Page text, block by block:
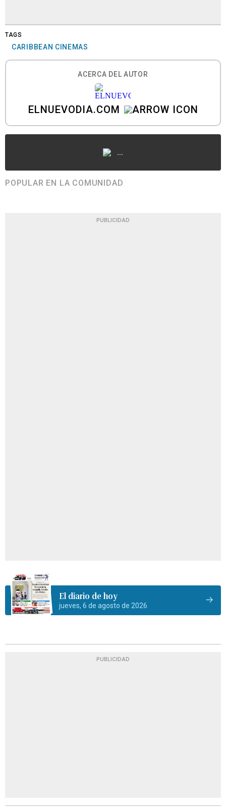
TAGS
CARIBBEAN CINEMAS
ACERCA DEL AUTOR
ELNUEVODIA.COM
...
POPULAR EN LA COMUNIDAD
PUBLICIDAD
El diario de hoy
jueves, 6 de agosto de 2026
PUBLICIDAD